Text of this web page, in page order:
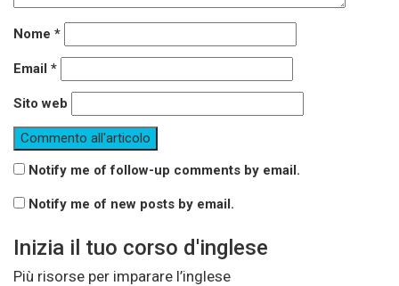
Nome *
Email *
Sito web
Notify me of follow-up comments by email.
Notify me of new posts by email.
Inizia il tuo corso d'inglese
Più risorse per imparare l’inglese